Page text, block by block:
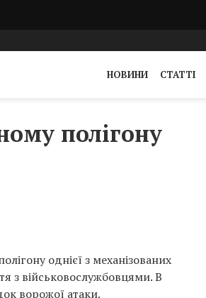
НОВИНИ СТАТТІ
полігону
однієї з механізованих
з військовослужбовцями. В
ворожої атаки.